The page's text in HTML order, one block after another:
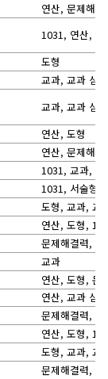
연산, 문제해
1031, 연산, 도
도형
교과, 교과 심화
교과, 교과 심화
연산, 도형
연산, 문제해
1031, 교과, 교
1031, 서술형
도형, 교과, 교
연산, 도형,
문제해결력, 교
교과
연산, 도형, 문
연산, 교과 심화
문제해결력,
연산, 도형,
도형, 교과, 교
문제해결력, 교